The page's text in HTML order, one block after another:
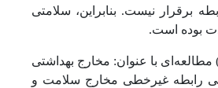
برقرار نیست. بنابراین، سلامتی
بوده است.
مطالعه‌ای با عنوان: مخارج بهداشتی
رابطه غیرخطی مخارج سلامت و